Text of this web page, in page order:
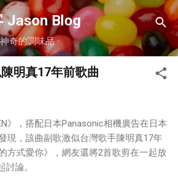
跳到主要內容
Jason Blog
奇的調味品
明真17年前歌曲
》，搭配日本Panasonic相機廣告在日本
現，該曲副歌激似台灣歌手陳明真17年
方式愛你》，網友還將2首歌剪在一起放
討論。